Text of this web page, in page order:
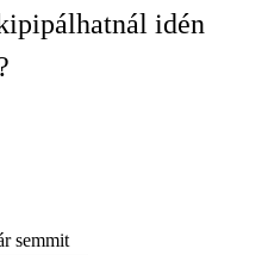
idén
semmit